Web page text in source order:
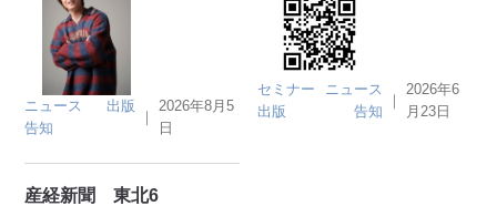
ニュース
出版
告知
｜
2026年8月5
日
セミナー
ニュース
出版
告知
｜
2026年6
月23日
産経新聞 東北6